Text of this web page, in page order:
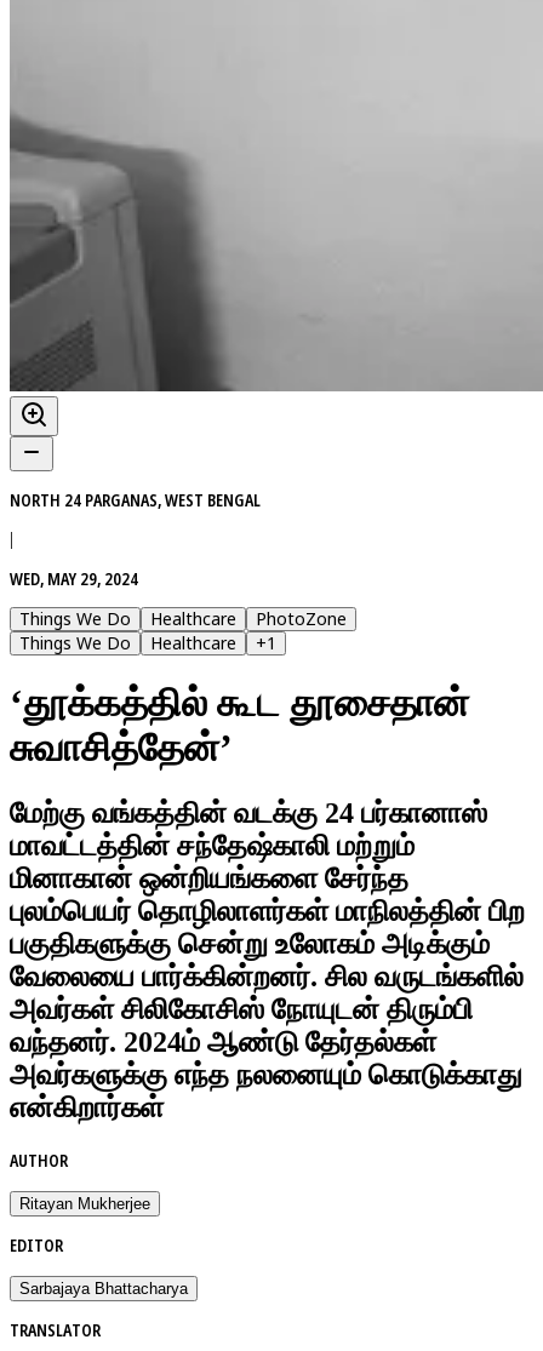
NORTH 24 PARGANAS, WEST BENGAL
|
WED, MAY 29, 2024
Things We Do
Healthcare
PhotoZone
Things We Do
Healthcare +1
‘தூக்கத்தில் கூட தூசைதான்
சுவாசித்தேன்’
மேற்கு வங்கத்தின் வடக்கு 24 பர்கானாஸ்
மாவட்டத்தின் சந்தேஷ்காலி மற்றும்
மினாகான் ஒன்றியங்களை சேர்ந்த
புலம்பெயர் தொழிலாளர்கள் மாநிலத்தின் பிற
பகுதிகளுக்கு சென்று உலோகம் அடிக்கும்
வேலையை பார்க்கின்றனர். சில வருடங்களில்
அவர்கள் சிலிகோசிஸ் நோயுடன் திரும்பி
வந்தனர். 2024ம் ஆண்டு தேர்தல்கள்
அவர்களுக்கு எந்த நலனையும் கொடுக்காது
என்கிறார்கள்
AUTHOR
Ritayan Mukherjee
EDITOR
Sarbajaya Bhattacharya
TRANSLATOR